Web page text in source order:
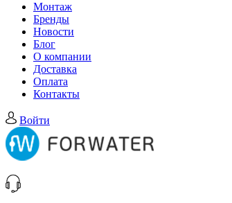
Монтаж
Бренды
Новости
Блог
О компании
Доставка
Оплата
Контакты
Войти